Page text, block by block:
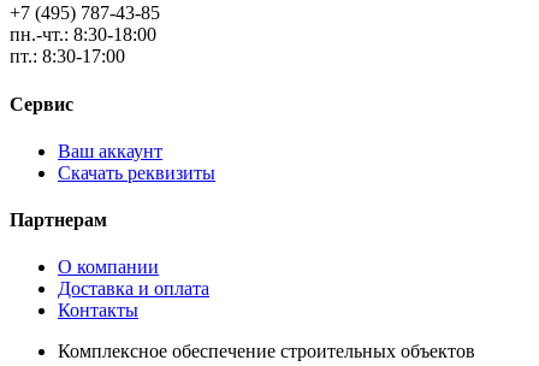
+7 (495) 787-43-85
пн.-чт.: 8:30-18:00
пт.: 8:30-17:00
Сервис
Ваш аккаунт
Скачать реквизиты
Партнерам
О компании
Доставка и оплата
Контакты
Комплексное обеспечение строительных объектов